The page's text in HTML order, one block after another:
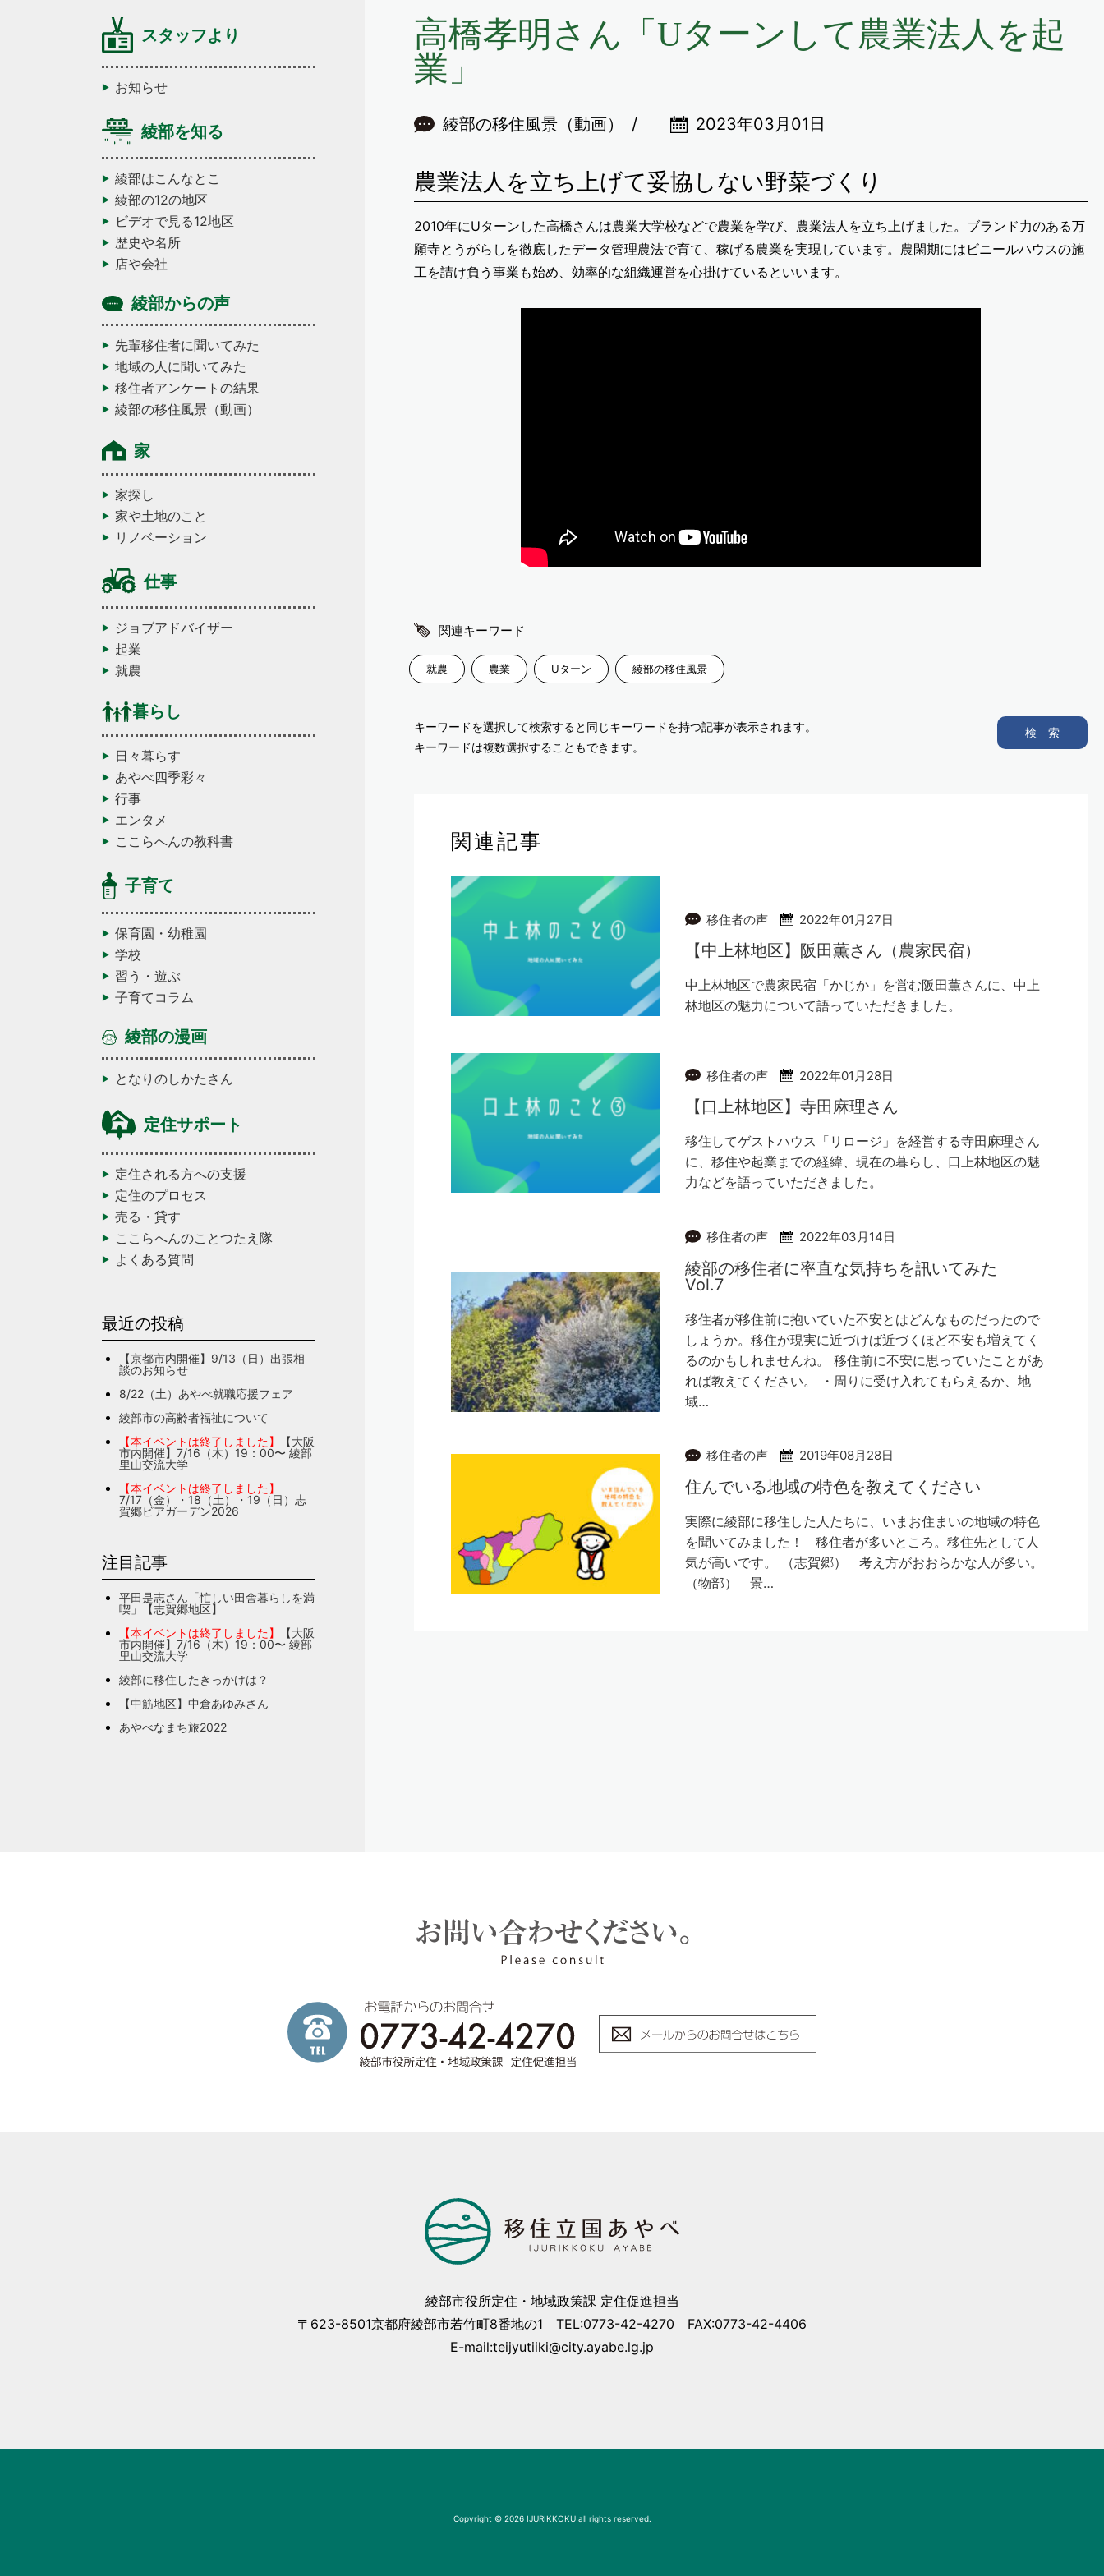
高橋孝明さん「Uターンして農業法人を起
業」
綾部の移住風景（動画） 2023年03月01日
農業法人を立ち上げて妥協しない野菜づくり
2010年にUターンした高橋さんは農業大学校などで農業を学び、農業法人を立ち上げました。ブランド力のある万
願寺とうがらしを徹底したデータ管理農法で育て、稼げる農業を実現しています。農閑期にはビニールハウスの施
工を請け負う事業も始め、効率的な組織運営を心掛けているといいます。
関連キーワード
就農 農業 Uターン 綾部の移住風景
キーワードを選択して検索すると同じキーワードを持つ記事が表示されます。
キーワードは複数選択することもできます。
検 索
関連記事
移住者の声 2022年01月27日
【中上林地区】阪田薫さん（農家民宿）
中上林地区で農家民宿「かじか」を営む阪田薫さんに、中上
林地区の魅力について語っていただきました。
移住者の声 2022年01月28日
【口上林地区】寺田麻理さん
移住してゲストハウス「リロージ」を経営する寺田麻理さん
に、移住や起業までの経緯、現在の暮らし、口上林地区の魅
力などを語っていただきました。
移住者の声 2022年03月14日
綾部の移住者に率直な気持ちを訊いてみた
Vol.7
移住者が移住前に抱いていた不安とはどんなものだったので
しょうか。移住が現実に近づけば近づくほど不安も増えてく
るのかもしれませんね。 移住前に不安に思っていたことがあ
れば教えてください。 ・周りに受け入れてもらえるか、地
域…
移住者の声 2019年08月28日
住んでいる地域の特色を教えてください
実際に綾部に移住した人たちに、いまお住まいの地域の特色
を聞いてみました！ 移住者が多いところ。移住先として人
気が高いです。 （志賀郷） 考え方がおおらかな人が多い。
（物部） 景…
スタッフより
お知らせ
綾部を知る
綾部はこんなとこ
綾部の12の地区
ビデオで見る12地区
歴史や名所
店や会社
綾部からの声
先輩移住者に聞いてみた
地域の人に聞いてみた
移住者アンケートの結果
綾部の移住風景（動画）
家
家探し
家や土地のこと
リノベーション
仕事
ジョブアドバイザー
起業
就農
暮らし
日々暮らす
あやべ四季彩々
行事
エンタメ
ここらへんの教科書
子育て
保育園・幼稚園
学校
習う・遊ぶ
子育てコラム
綾部の漫画
となりのしかたさん
定住サポート
定住される方への支援
定住のプロセス
売る・貸す
ここらへんのことつたえ隊
よくある質問
最近の投稿
【京都市内開催】9/13（日）出張相
談のお知らせ
8/22（土）あやべ就職応援フェア
綾部市の高齢者福祉について
【本イベントは終了しました】
【大阪
市内開催】7/16（木）19：00〜 綾部
里山交流大学
【本イベントは終了しました】
7/17（金）・18（土）・19（日）志
賀郷ビアガーデン2026
注目記事
平田是志さん「忙しい田舎暮らしを満
喫」【志賀郷地区】
【本イベントは終了しました】
【大阪
市内開催】7/16（木）19：00〜 綾部
里山交流大学
綾部に移住したきっかけは？
【中筋地区】中倉あゆみさん
あやべなまち旅2022
綾部市役所定住・地域政策課 定住促進担当
〒623-8501京都府綾部市若竹町8番地の1 TEL:0773-42-4270 FAX:0773-42-4406
E-mail:teijyutiiki@city.ayabe.lg.jp
Copyright © 2026 IJURIKKOKU all rights reserved.